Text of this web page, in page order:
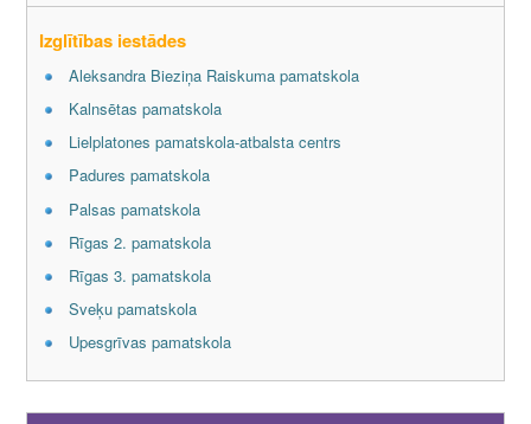
Izglītības iestādes
Aleksandra Bieziņa Raiskuma pamatskola
Kalnsētas pamatskola
Lielplatones pamatskola-atbalsta centrs
Padures pamatskola
Palsas pamatskola
Rīgas 2. pamatskola
Rīgas 3. pamatskola
Sveķu pamatskola
Upesgrīvas pamatskola